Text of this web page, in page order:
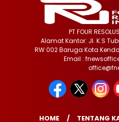
PT FOUR
Alamat Kantor: Jl. K.S
RW 002 Baruga Kota
Email :
HOME TENTANG